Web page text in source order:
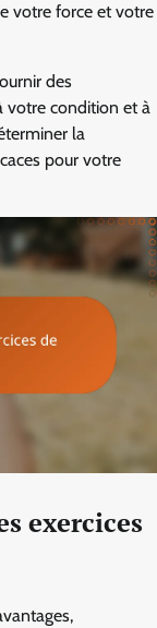
votre force et votre
des
votre condition et à
la
pour votre
exercices